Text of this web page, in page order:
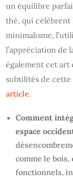
un équilibre
thé, qui célèbrent
minimalisme,
l’appréciation de
également cet art
subtilités de
article.
Comment
espace
comme le bois,
fonctionnels,